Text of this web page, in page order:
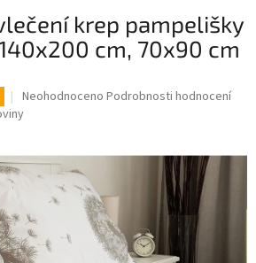
krep pampelišky
cm, 70x90 cm
Průměrné
hodnocení
0,0
hvězdiček.
Neohodnoceno Podrobnosti hodnocení